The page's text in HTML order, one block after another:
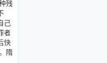
残
己
者
快
隋